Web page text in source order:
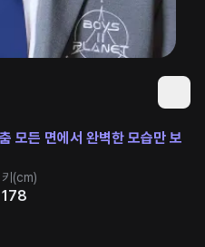
모든 면에서 완벽한 모습만 보
키(cm)
178